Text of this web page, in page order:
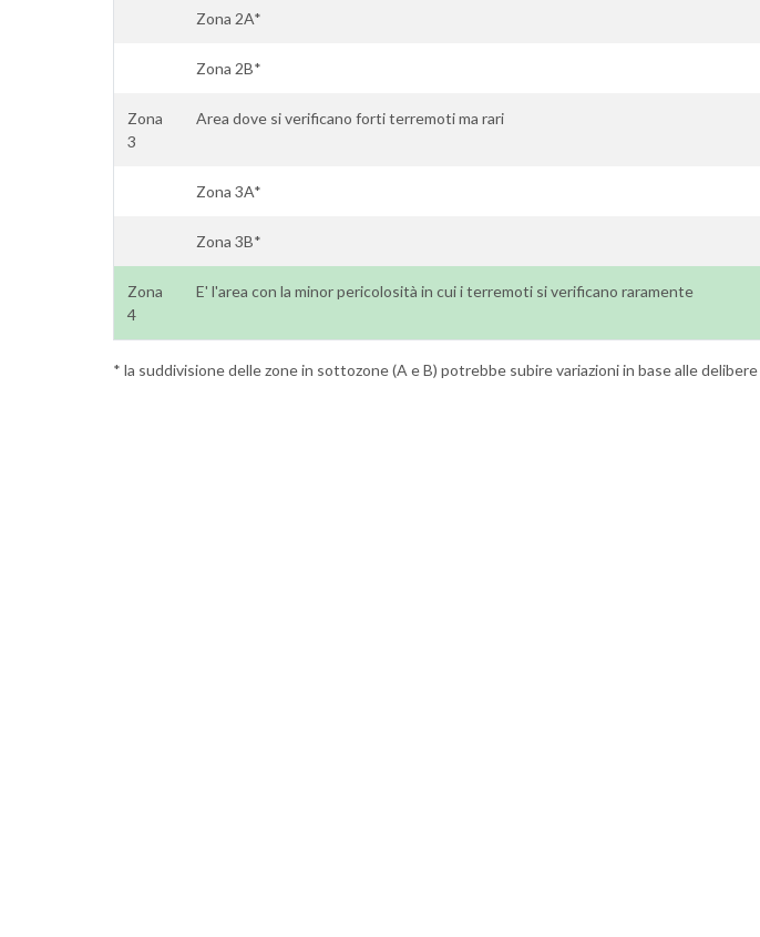
Zona 2A*
Zona 2B*
Zona
3
Area dove si verificano forti terremoti ma rari
Zona 3A*
Zona 3B*
Zona
4
E' l'area con la minor pericolosità in cui i terremoti si verificano raramente
* la suddivisione delle zone in sottozone (A e B) potrebbe subire variazioni in base alle